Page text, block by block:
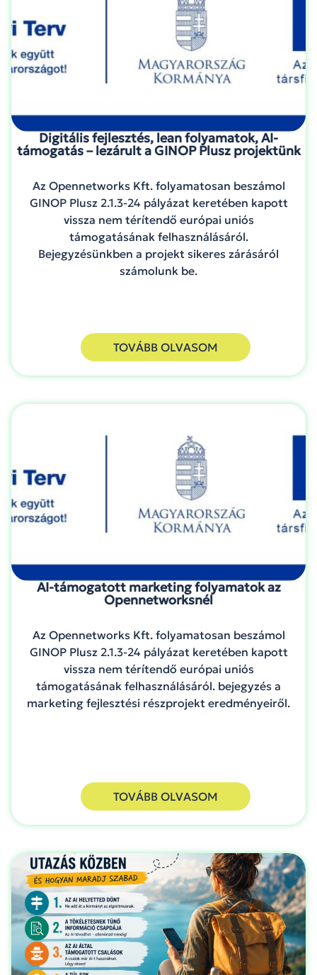
Digitális fejlesztés, lean folyamatok, AI-
támogatás – lezárult a GINOP Plusz projektünk
Az Opennetworks Kft. folyamatosan beszámol
GINOP Plusz 2.1.3-24 pályázat keretében kapott
vissza nem térítendő európai uniós
támogatásának felhasználásáról.
Bejegyzésünkben a projekt sikeres zárásáról
számolunk be.
TOVÁBB OLVASOM
AI-támogatott marketing folyamatok az
Opennetworksnél
Az Opennetworks Kft. folyamatosan beszámol
GINOP Plusz 2.1.3-24 pályázat keretében kapott
vissza nem térítendő európai uniós
támogatásának felhasználásáról. bejegyzés a
marketing fejlesztési részprojekt eredményeiről.
TOVÁBB OLVASOM